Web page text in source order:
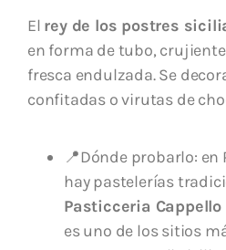
El rey de los postres
en forma de tubo,
fresca endulzada. Se
confitadas o virutas de
📍Dónde probarlo: en
hay pastelerías
Pasticceria
es uno de los sitios